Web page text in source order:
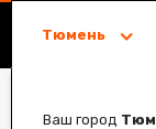
Тюмень
Ваш город